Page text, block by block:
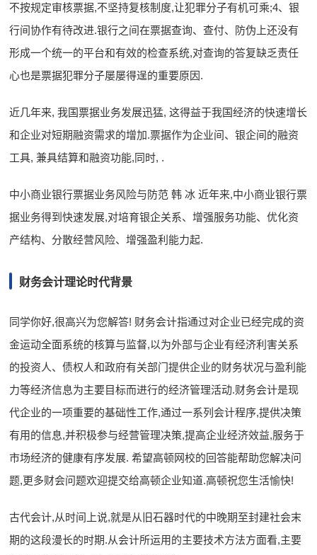
不按规定审核票据,不坚持复核制度,让犯罪分子有机可乘;4、银
行间协作有待改进.银行之间在票据查询、查付、防伪上还没有
形成一个统一的平台和有效的检查系统,对查询的答复缺乏责任
心也是票据犯罪分子屡屡得逞的重要原因.
近几年来, 我国票据业务发展迅猛, 这得益于我国经济的快速增长
和企业对短期融资需求的增加.票据作为企业间、银企间的融资
工具, 兼具结算和融资功能,同时, .
中小商业银行票据业务风险与防范 韩 冰 近年来,中小商业银行票
据业务得到快速发展,对培育银企关系、增强服务功能、优化资
产结构、分散经营风险、增强盈利能力起.
财务会计理论时代背景
同学你好,很高兴为您解答! 财务会计指通过对企业已经完成的资
金运动全面系统的核算与监督,以为外部与企业有经济利害关系
的投资人、债权人和政府有关部门提供企业的财务状况与盈利能
力等经济信息为主要目标而进行的经济管理活动.财务会计是现
代企业的一项重要的基础性工作,通过一系列会计程序,提供决策
有用的信息,并积极参与经营管理决策,提高企业经济效益,服务于
市场经济的健康有序发展. 希望高顿网校的回答能帮助您解决问
题,更多财会问题欢迎提交给高顿企业知道.高顿祝您生活愉快!
古代会计,从时间上说,就是从旧石器时代的中晚期至封建社会末
期的这段漫长的时期.从会计所运用的主要技术方法方面看,主要